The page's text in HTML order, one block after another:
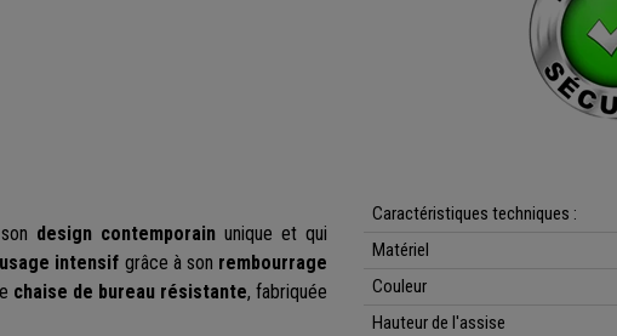
design contemporainunique et qui
intensif grâce à son rembourrage
chaise de bureau résistante, fabriquée
Caractéristiques techniques :
Matériel
Couleur
Hauteur de l'assise